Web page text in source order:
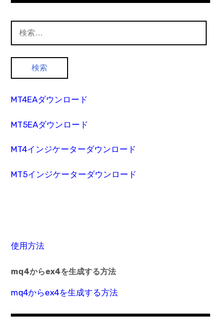
索:
MT4EAダウンロード
MT5EAダウンロード
MT4インジケーターダウンロード
MT5インジケーターダウンロード
使用方法
mq4からex4を生成する方法
mq4からex4を生成する方法